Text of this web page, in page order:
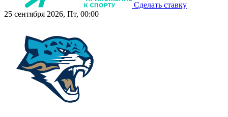
Сделать ставку
25 сентября 2026, Пт, 00:00